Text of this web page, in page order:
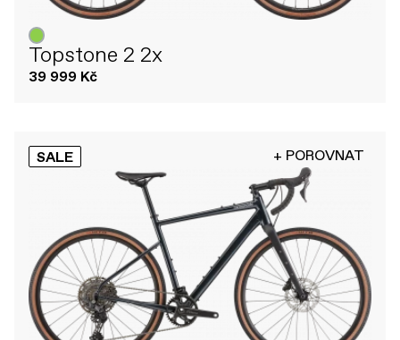
Topstone 2 2x
39 999 Kč
SALE + POROVNAT